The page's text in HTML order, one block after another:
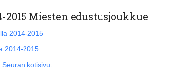
2015 Miesten edustusjoukkue
2014-2015
2014-2015
Seuran kotisivut